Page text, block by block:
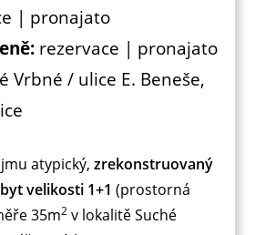
| pronajato
rezervace | pronajato
Vrbné / ulice E. Beneše,
atypický,zrekonstruovaný
velikosti 1+1 (prostorná
35m2 v lokalitě Suché